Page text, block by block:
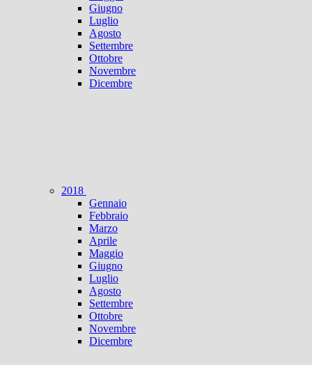
Giugno
Luglio
Agosto
Settembre
Ottobre
Novembre
Dicembre
2018
Gennaio
Febbraio
Marzo
Aprile
Maggio
Giugno
Luglio
Agosto
Settembre
Ottobre
Novembre
Dicembre